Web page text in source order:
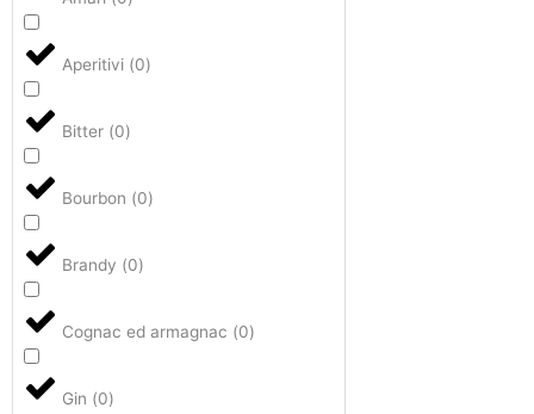
Aperitivi (0)
Bitter (0)
Bourbon (0)
Brandy (0)
Cognac ed armagnac (0)
Gin (0)